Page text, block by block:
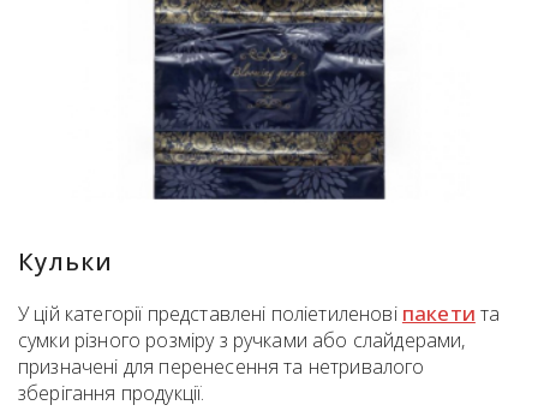
Кульки
У цій категорії представлені поліетиленові пакети та
сумки різного розміру з ручками або слайдерами,
призначені для перенесення та нетривалого
зберігання продукції.